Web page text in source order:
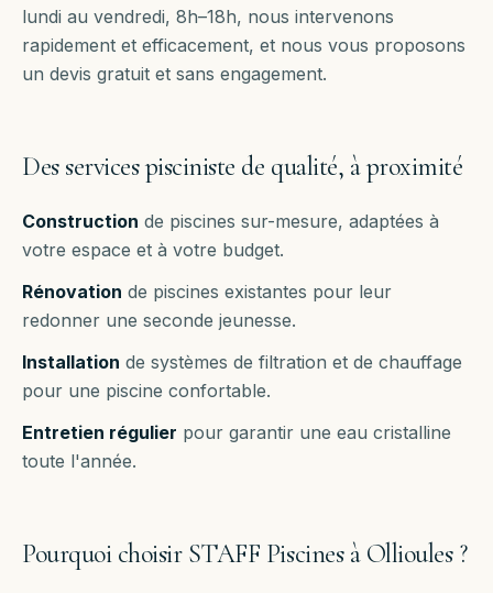
lundi au vendredi, 8h–18h, nous intervenons
rapidement et efficacement, et nous vous proposons
un devis gratuit et sans engagement.
Des services pisciniste de qualité, à proximité
Construction de piscines sur-mesure, adaptées à
votre espace et à votre budget.
Rénovation de piscines existantes pour leur
redonner une seconde jeunesse.
Installation de systèmes de filtration et de chauffage
pour une piscine confortable.
Entretien régulier pour garantir une eau cristalline
toute l'année.
Pourquoi choisir STAFF Piscines à Ollioules?